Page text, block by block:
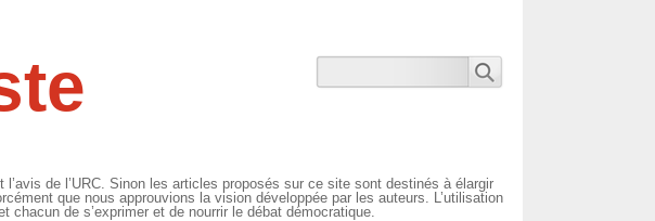
de l’URC. Sinon les articles proposés sur ce site sont destinés à élargir
que nous approuvions la vision développée par les auteurs. L’utilisation
de s’exprimer et de nourrir le débat démocratique.